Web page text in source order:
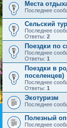
Места
Последнее
Сельский
Последнее
Ответы: 2
Поездки по
Последнее
Ответы: 1
Поездки в
поселенцев)
Последнее
Ответы: 1
Экотуризм
Последнее
Полезный
Последнее